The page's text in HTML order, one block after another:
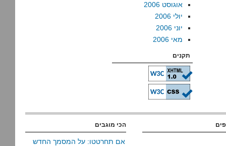
אוגוסט 2006
יולי 2006
יוני 2006
מאי 2006
תקנים
הכי מוגבים
אם תחרטטו: על המסמך החדש